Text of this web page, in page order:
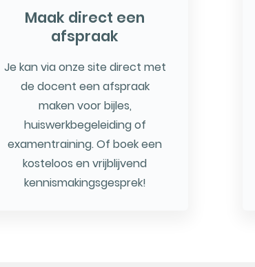
Maak direct een
afspraak
Je kan via onze site direct met
de docent een afspraak
maken voor bijles,
huiswerkbegeleiding of
examentraining. Of boek een
kosteloos en vrijblijvend
kennismakingsgesprek!